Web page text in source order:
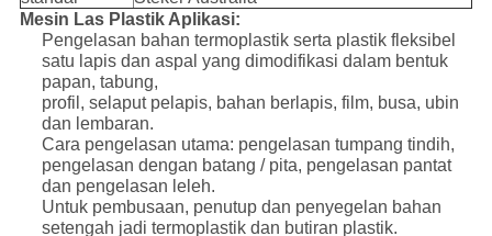
Mesin Las PlastikAplikasi:
Pengelasan bahan termoplastik serta plastik fleksibel
satu lapis dan aspal yang dimodifikasi dalam bentuk
papan, tabung,
profil, selaput pelapis, bahan berlapis, film, busa, ubin
dan lembaran.
Cara pengelasan utama: pengelasan tumpang tindih,
pengelasan dengan batang / pita, pengelasan pantat
dan pengelasan leleh.
Untuk pembusaan, penutup dan penyegelan bahan
setengah jadi termoplastik dan butiran plastik.